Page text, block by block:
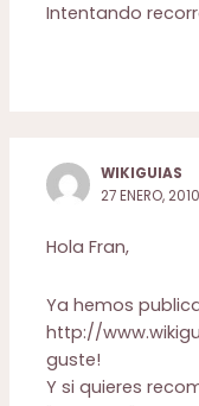
Intentando
WIKIGUIAS
27 ENERO,
Hola Fran,
Ya hemos
http://
guste!
Y si quieres